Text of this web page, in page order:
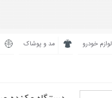
لوازم خودرو مد و پوشاک